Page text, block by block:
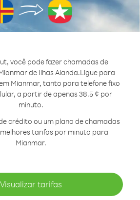
você pode fazer chamadas de
de Ilhas Alanda.Ligue para
Mianmar, tanto para telefone fixo
a partir de apenas 38.5 ¢ por
minuto.
crédito ou um plano de chamadas
tarifas por minuto para
Mianmar.
Visualizar tarifas